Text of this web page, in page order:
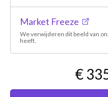
Market Freeze
We verwijderen dit beeld van
heeft.
€